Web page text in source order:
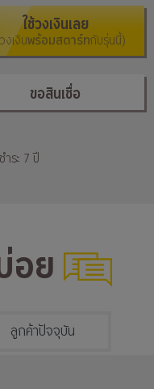
ใช้วงเงินเลย
งเงินพร้อมสตาร์ทกับรุ่นนี้)
ขอสินเชื่อ
ระ 7 ปี
อย
ลูกค้าปัจจุบัน